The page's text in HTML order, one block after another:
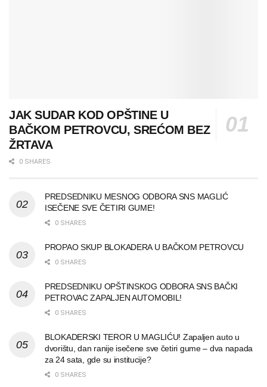
JAK SUDAR KOD OPŠTINE U
BAČKOM PETROVCU, SREĆOM BEZ
ŽRTAVA
0 SHARES
PREDSEDNIKU MESNOG ODBORA SNS MAGLIĆ
ISEČENE SVE ČETIRI GUME!
0 SHARES
PROPAO SKUP BLOKADERA U BAČKOM PETROVCU
0 SHARES
PREDSEDNIKU OPŠTINSKOG ODBORA SNS BAČKI
PETROVAC ZAPALJEN AUTOMOBIL!
0 SHARES
BLOKADERSKI TEROR U MAGLIĆU! Zapaljen auto u
dvorištu, dan ranije isečene sve četiri gume – dva napada
za 24 sata, gde su institucije?
0 SHARES